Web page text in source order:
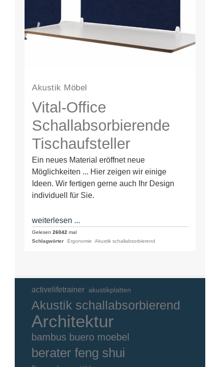
Akustik Möbel
Vital-Office
Schallabsorbierende
Tischaufsteller
Ein neues Material eröffnet neue
Möglichkeiten ... Hier zeigen wir einige
Ideen. Wir fertigen gerne auch Ihr Design
individuell für Sie.
weiterlesen ...
Gelesen 26042 mal
Schlagwörter
Ergonomie Akustik schallabsorbierend
activelifetrainer akustikplatten
Akustik schallabsorbierend
Architektur
bambus buero moebel
berater feng shui